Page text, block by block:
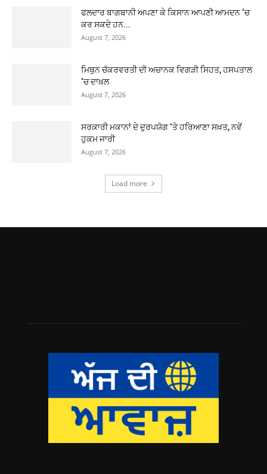
ਫਲਦਾਰ ਬਾਗਬਾਨੀ ਅਪਣਾ ਕੇ ਕਿਸਾਨ ਆਪਣੀ ਆਮਦਨ ‘ਚ
ਕਰ ਸਕਦੇ ਹਨ...
August 7, 2026
ਮਿਥੁਨ ਚੱਕਰਵਰਤੀ ਦੀ ਅਚਾਨਕ ਵਿਗੜੀ ਸਿਹਤ, ਹਸਪਤਾਲ
‘ਚ ਦਾਖ਼ਲ
August 7, 2026
ਸਰਕਾਰੀ ਮਕਾਨਾਂ ਦੇ ਦੁਰਪਯੋਗ ‘ਤੇ ਹਰਿਆਣਾ ਸਖ਼ਤ, ਨਵੇਂ
ਹੁਕਮ ਜਾਰੀ
August 7, 2026
Load more